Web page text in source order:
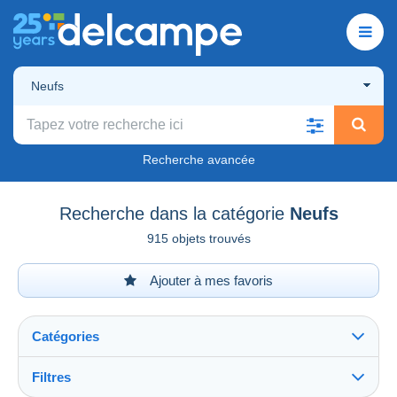
Neufs
Recherche avancée
Recherche dans la catégorie Neufs
915 objets trouvés
Ajouter à mes favoris
Catégories
Filtres